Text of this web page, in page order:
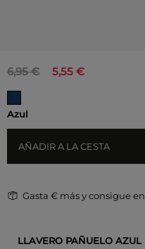
5,55 €
6,95 €
Azul
AÑADIR A LA CESTA
Gasta € más y consigue
LLAVERO PAÑUELO AZUL